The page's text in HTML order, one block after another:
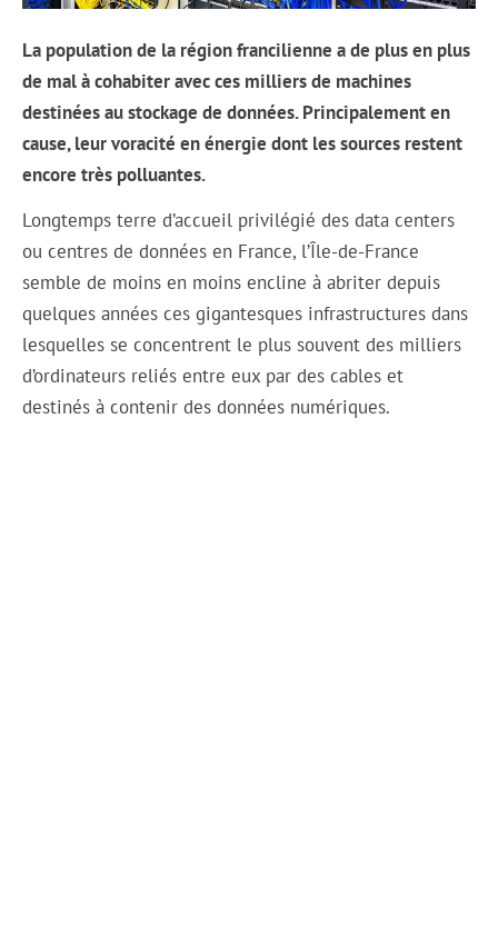
La population de la région francilienne a de plus en plus
de mal à cohabiter avec ces milliers de machines
destinées au stockage de données. Principalement en
cause, leur voracité en énergie dont les sources restent
encore très polluantes.
Longtemps terre d’accueil privilégié des data centers
ou centres de données en France, l’Île-de-France
semble de moins en moins encline à abriter depuis
quelques années ces gigantesques infrastructures dans
lesquelles se concentrent le plus souvent des milliers
d’ordinateurs reliés entre eux par des cables et
destinés à contenir des données numériques.